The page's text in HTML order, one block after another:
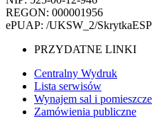
REGON: 000001956
ePUAP: /UKSW_2/SkrytkaESP
PRZYDATNE LINKI
Centralny Wydruk
Lista serwisów
Wynajem sal i
Zamówienia publiczne